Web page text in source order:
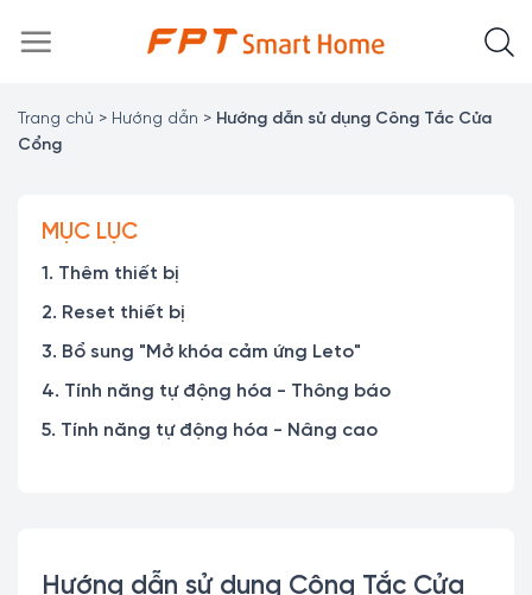
đến
Trang chủ > Hướng dẫn > Hướng dẫn sử dụng Công Tắc Cửa
Cổng
Hướng dẫn sử dụng Công Tắc Cửa
MỤC LỤC
1. Thêm thiết bị
2. Reset thiết bị
3. Bổ sung "Mở khóa cảm ứng Leto"
4. Tính năng tự động hóa - Thông báo
5. Tính năng tự động hóa - Nâng cao